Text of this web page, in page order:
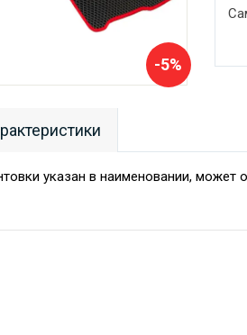
-5%
указан в наименовании, может